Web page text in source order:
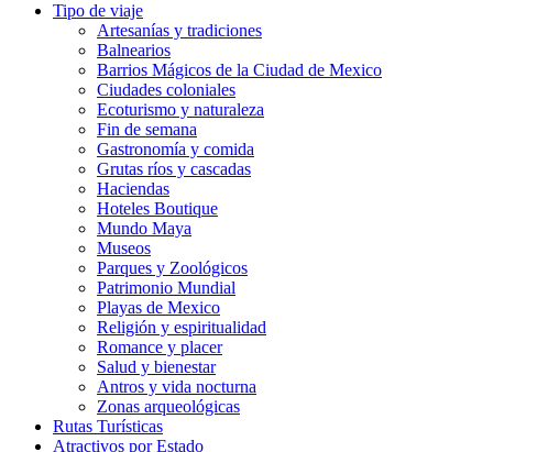
Tipo de viaje
Artesanías y tradiciones
Balnearios
Barrios Mágicos de la Ciudad de Mexico
Ciudades coloniales
Ecoturismo y naturaleza
Fin de semana
Gastronomía y comida
Grutas ríos y cascadas
Haciendas
Hoteles Boutique
Mundo Maya
Museos
Parques y Zoológicos
Patrimonio Mundial
Playas de Mexico
Religión y espiritualidad
Romance y placer
Salud y bienestar
Antros y vida nocturna
Zonas arqueológicas
Rutas Turísticas
Atractivos por Estado